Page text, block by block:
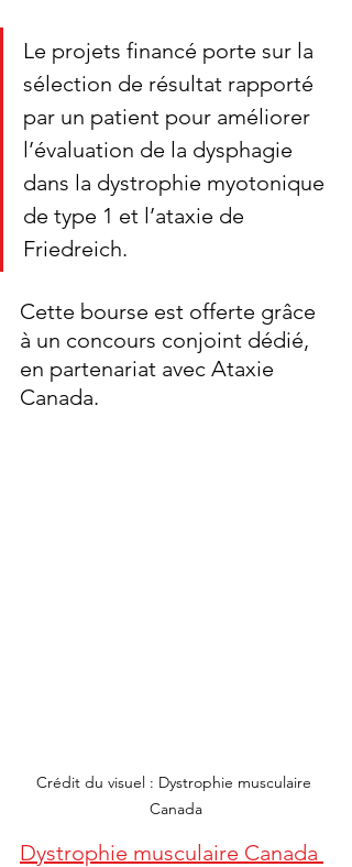
Le projets financé porte sur la
sélection de résultat rapporté
par un patient pour améliorer
l’évaluation de la dysphagie
dans la dystrophie myotonique
de type 1 et l’ataxie de
Friedreich.
Cette bourse est offerte grâce
à un concours conjoint dédié,
en partenariat avec Ataxie
Canada.
Crédit du visuel : Dystrophie musculaire
Canada
Dystrophie musculaire Canada